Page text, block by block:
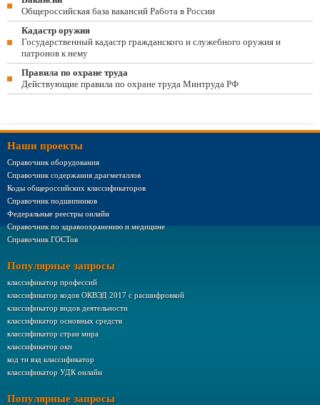
Общероссийская база вакансий Работа в России
Кадастр оружия
Государственный кадастр гражданского и служебного оружия и
патронов к нему
Правила по охране труда
Действующие правила по охране труда Минтруда РФ
Наши проекты
Справочник оборудования
Справочник содержания драгметаллов
Коды общероссийских классификаторов
Справочник подшипников
Федеральные реестры онлайн
Справочник по здравоохранению и медицине
Справочник ГОСТов
Популярные запросы
классификатор профессий
классификатор кодов ОКВЭД 2017 с расшифровкой
классификатор видов деятельности
классификатор основных средств
классификатор стран мира
классификатор окп
код тн вэд классификатор
классификатор УДК онлайн
Популярные запросы